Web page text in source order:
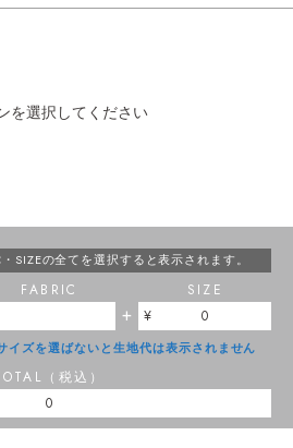
を選択してください
SIZEの全てを選択すると表示されます。
FABRIC
イズを選ばないと生地代は表示されません
+
SIZE
0
（税込）
0